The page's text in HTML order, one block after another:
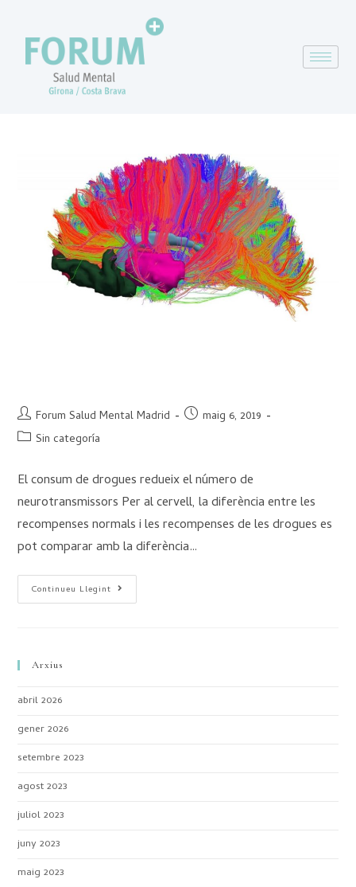
Forum Salud Mental Madrid
maig 6, 2019
Sin categoría
El consum de drogues redueix el número de
neurotransmissors Per al cervell, la diferència entre les
recompenses normals i les recompenses de les drogues es
pot comparar amb la diferència…
Continueu Llegint
Arxius
abril 2026
gener 2026
setembre 2023
agost 2023
juliol 2023
juny 2023
maig 2023